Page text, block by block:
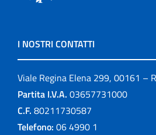
I NOSTRI CONTATTI
Viale Regina Elena 299, 00161 –
Partita I.V.A. 03657731000
C.F. 80211730587
Telefono: 06 4990 1